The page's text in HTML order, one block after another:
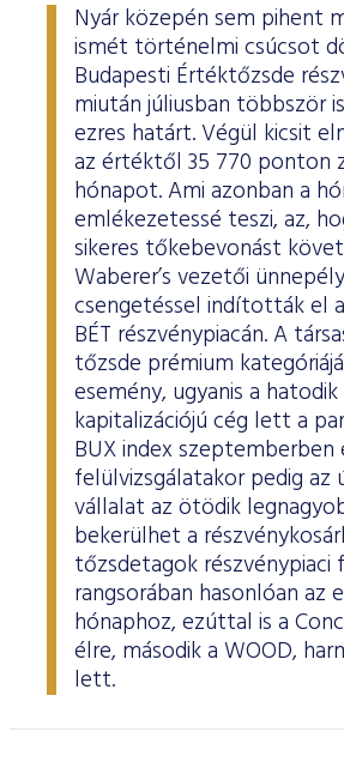
Nyár közepén sem pihent
ismét történelmi csúcsot
Budapesti Értéktőzsde
miután júliusban többször
ezres határt. Végül kicsit
az értéktől 35 770 ponton
hónapot. Ami azonban a
emlékezetessé teszi, az,
sikeres tőkebevonást
Waberer’s vezetői
csengetéssel indították el
BÉT részvénypiacán. A
tőzsde prémium
esemény, ugyanis a
kapitalizációjú cég lett a
BUX index szeptemberben
felülvizsgálatakor pedig az
vállalat az ötödik
bekerülhet a
tőzsdetagok részvénypiaci
rangsorában hasonlóan az
hónaphoz, ezúttal is a
élre, második a WOOD,
lett.